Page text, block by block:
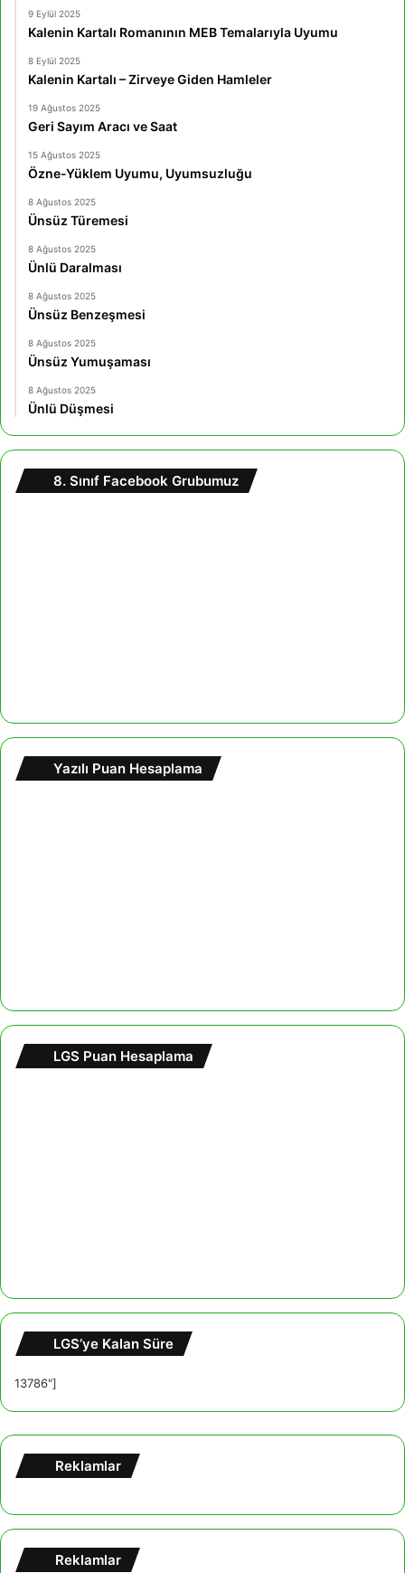
9 Eylül 2025
Kalenin Kartalı Romanının MEB Temalarıyla Uyumu
8 Eylül 2025
Kalenin Kartalı – Zirveye Giden Hamleler
19 Ağustos 2025
Geri Sayım Aracı ve Saat
15 Ağustos 2025
Özne-Yüklem Uyumu, Uyumsuzluğu
8 Ağustos 2025
Ünsüz Türemesi
8 Ağustos 2025
Ünlü Daralması
8 Ağustos 2025
Ünsüz Benzeşmesi
8 Ağustos 2025
Ünsüz Yumuşaması
8 Ağustos 2025
Ünlü Düşmesi
8. Sınıf Facebook Grubumuz
Yazılı Puan Hesaplama
LGS Puan Hesaplama
LGS’ye Kalan Süre
13786"]
Reklamlar
Reklamlar